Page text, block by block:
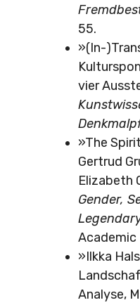
55.
»(In-
vier
»The
Gertrud
Elizabeth
Gender,
Academic
»Ilkka
Analyse,